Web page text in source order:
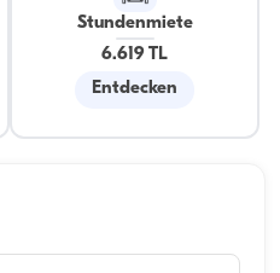
Stundenmiete
6.619 TL
Entdecken